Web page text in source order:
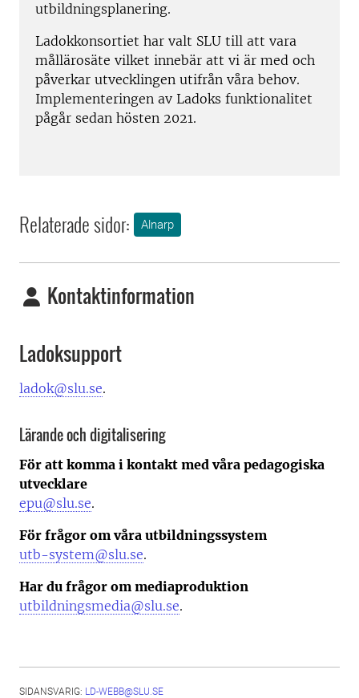
utbildningsplanering.
Ladokkonsortiet har valt SLU till att vara
mållärosäte vilket innebär att vi är med och
påverkar utvecklingen utifrån våra behov.
Implementeringen av Ladoks funktionalitet
pågår sedan hösten 2021.
Relaterade sidor: Alnarp
Kontaktinformation
Ladoksupport
ladok@slu.se.
Lärande och digitalisering
För att komma i kontakt med våra pedagogiska
utvecklare
epu@slu.se.
För frågor om våra utbildningssystem
utb-system@slu.se.
Har du frågor om mediaproduktion
utbildningsmedia@slu.se.
SIDANSVARIG: LD-WEBB@SLU.SE